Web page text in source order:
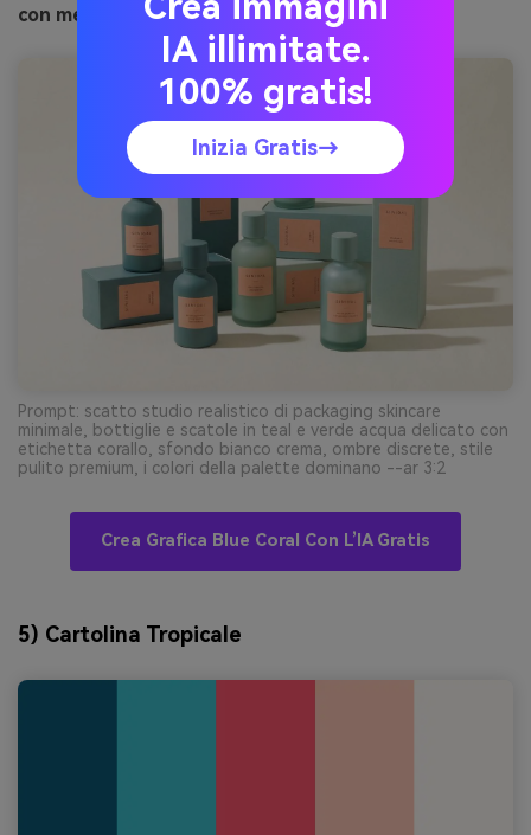
con media.io
Prompt: scatto studio realistico di packaging skincare
minimale, bottiglie e scatole in teal e verde acqua delicato con
etichetta corallo, sfondo bianco crema, ombre discrete, stile
pulito premium, i colori della palette dominano --ar 3:2
Crea Grafica Blue Coral Con L’IA Gratis
5) Cartolina Tropicale
IA illimitate.
100% gratis!
Inizia Gratis→